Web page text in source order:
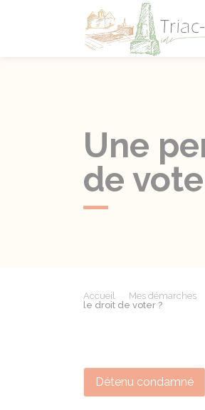
Une
de
Accueil Mes démarches
le droit de voter ?
Détenu condamné